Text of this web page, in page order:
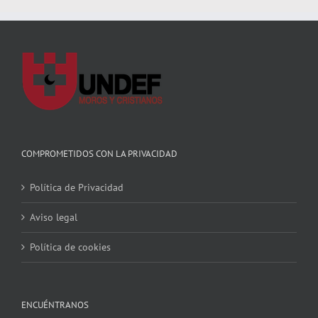
COMPROMETIDOS CON LA PRIVACIDAD
Política de Privacidad
Aviso legal
Política de cookies
ENCUÉNTRANOS